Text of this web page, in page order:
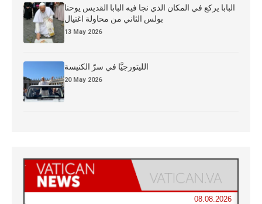
البابا يركع في المكان الذي نجا فيه البابا القديس يوحنا
بولس الثاني من محاولة اغتيال
13 May 2026
الليتورجيَّا في سرّ الكنيسة
20 May 2026
08.08.2026